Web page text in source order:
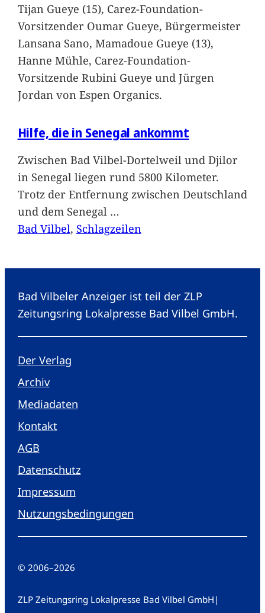
Tijan Gueye (15), Carez-Foundation-
Vorsitzender Oumar Gueye, Bürgermeister
Lansana Sano, Mamadoue Gueye (13),
Hanne Mühle, Carez-Foundation-
Vorsitzende Rubini Gueye und Jürgen
Jordan von Espen Organics.
Hilfe, die in Senegal ankommt
Zwischen Bad Vilbel-Dortelweil und Djilor
in Senegal liegen rund 5800 Kilometer.
Trotz der Entfernung zwischen Deutschland
und dem Senegal …
Bad Vilbel, Schlagzeilen
Bad Vilbeler Anzeiger ist teil der ZLP
Zeitungsring Lokalpresse Bad Vilbel GmbH.
Der Verlag
Archiv
Mediadaten
Kontakt
AGB
Datenschutz
Impressum
Nutzungsbedingungen
© 2006–2026
ZLP Zeitungsring Lokalpresse Bad Vilbel GmbH |